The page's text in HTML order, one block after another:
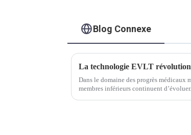
Blog Connexe
Dans le domaine des progrès médicaux
membres inférieurs continuent